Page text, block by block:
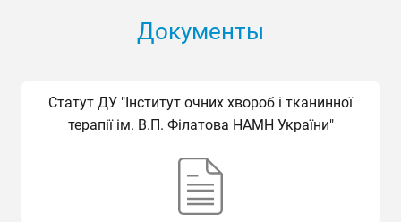
Документы
Cтатут ДУ "Інститут очних хвороб і тканинної
терапії ім. В.П. Філатова НАМН України"